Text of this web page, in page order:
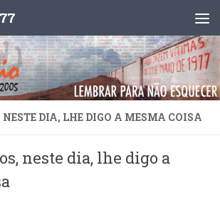
NESTE DIA, LHE DIGO A MESMA COISA
neste dia, lhe digo a